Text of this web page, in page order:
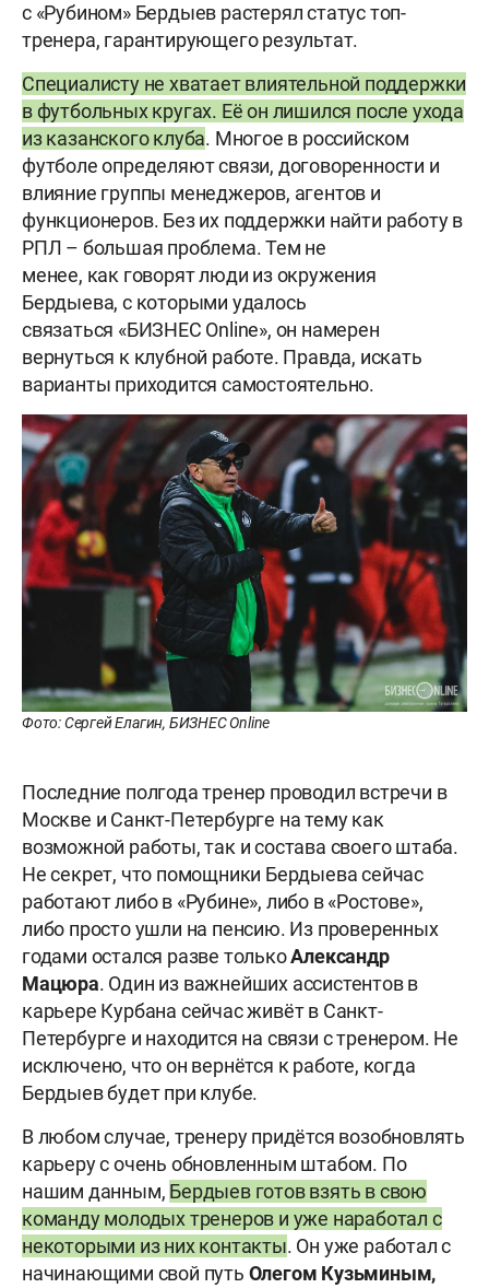
с «Рубином» Бердыев растерял статус топ-
тренера, гарантирующего результат.
Специалисту не хватает влиятельной поддержки
в футбольных кругах. Её он лишился после ухода
из казанского клуба. Многое в российском
футболе определяют связи, договоренности и
влияние группы менеджеров, агентов и
функционеров. Без их поддержки найти работу в
РПЛ – большая проблема. Тем не
менее, как говорят люди из окружения
Бердыева, с которыми удалось
связаться «БИЗНЕС Online», он намерен
вернуться к клубной работе. Правда, искать
варианты приходится самостоятельно.
Фото: Сергей Елагин, БИЗНЕС Online
Последние полгода тренер проводил встречи в
Москве и Санкт-Петербурге на тему как
возможной работы, так и состава своего штаба.
Не секрет, что помощники Бердыева сейчас
работают либо в «Рубине», либо в «Ростове»,
либо просто ушли на пенсию. Из проверенных
годами остался разве толькоАлександр
Мацюра. Один из важнейших ассистентов в
карьере Курбана сейчас живёт в Санкт-
Петербурге и находится на связи с тренером. Не
исключено, что он вернётся к работе, когда
Бердыев будет при клубе.
В любом случае, тренеру придётся возобновлять
карьеру с очень обновленным штабом. По
нашим данным, Бердыев готов взять в свою
команду молодых тренеров и уже наработал с
некоторыми из них контакты. Он уже работал с
начинающими свой путь Олегом Кузьминым,